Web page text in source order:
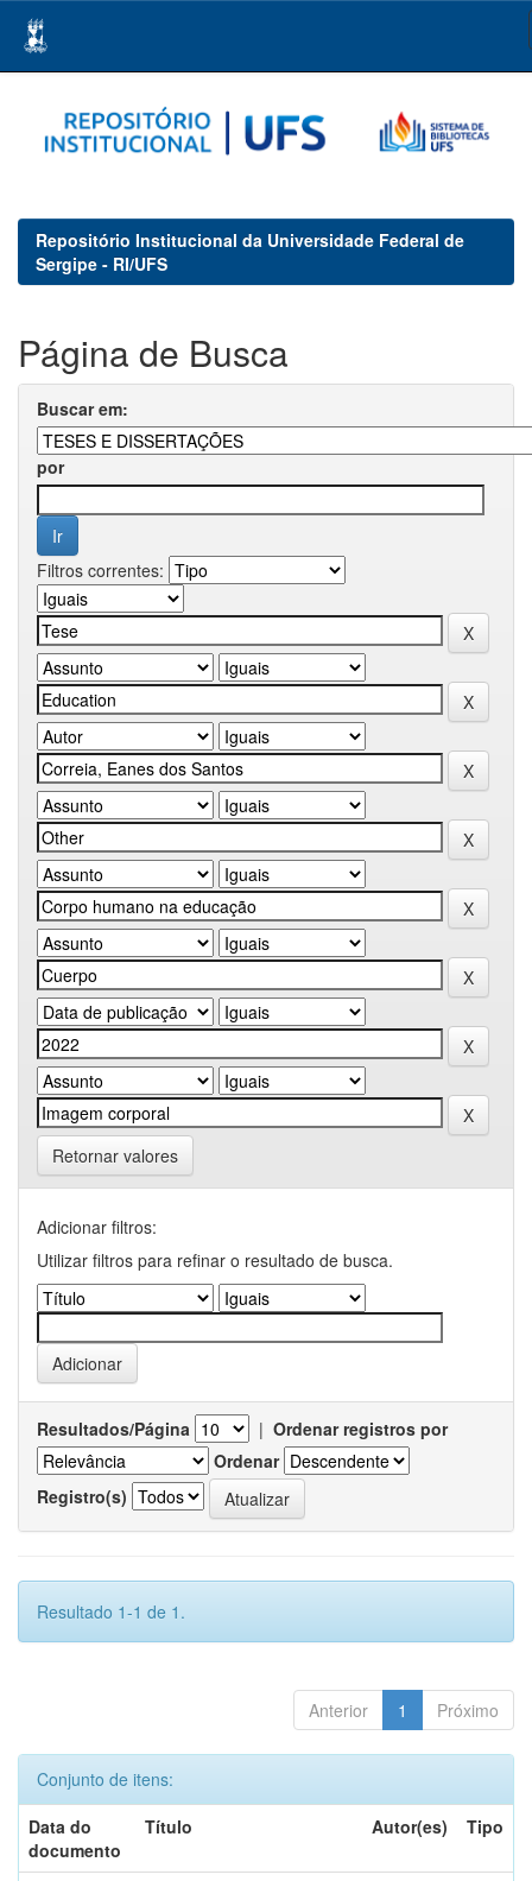
navigation
Repositório Institucional da Universidade Federal de
Sergipe - RI/UFS
Página de Busca
Buscar em:
por
Filtros correntes:
Retornar valores
Adicionar filtros:
Utilizar filtros para refinar o resultado de busca.
Resultados/Página | Ordenar registros por
Ordenar
Registro(s)
Resultado 1-1 de 1.
Anterior 1 Próximo
Conjunto de itens:
Data do
documento
Título Autor(es) Tipo